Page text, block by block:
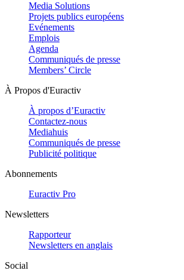
Media Solutions
Projets publics européens
Evénements
Emplois
Agenda
Communiqués de presse
Members’ Circle
À Propos d'Euractiv
À propos d’Euractiv
Contactez-nous
Mediahuis
Communiqués de presse
Publicité politique
Abonnements
Euractiv Pro
Newsletters
Rapporteur
Newsletters en anglais
Social